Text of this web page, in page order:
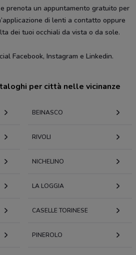
prenota un appuntamento gratuito per
di lenti a contatto oppure
dei tuoi occhiali da vista o da sole.
Facebook, Instagram e Linkedin.
per città nelle vicinanze
BEINASCO
RIVOLI
NICHELINO
LA LOGGIA
CASELLE TORINESE
PINEROLO